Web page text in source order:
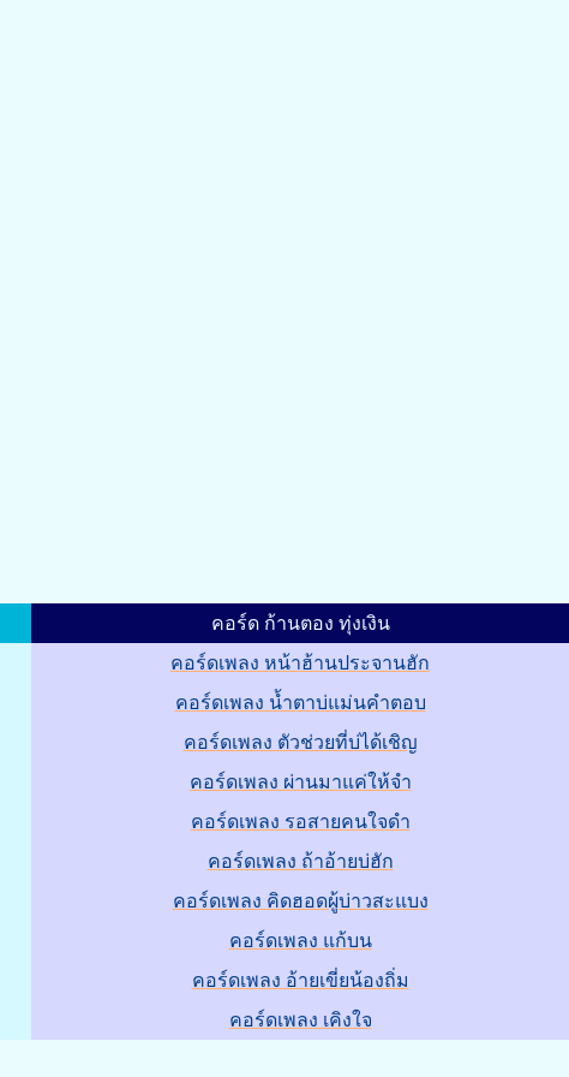
คอร์ด ก้านตอง ทุ่งเงิน
คอร์ดเพลง หน้าฮ้านประจานฮัก
คอร์ดเพลง น้ำตาบ่แม่นคำตอบ
คอร์ดเพลง ตัวช่วยที่บ่ได้เชิญ
คอร์ดเพลง ผ่านมาแค่ให้จำ
คอร์ดเพลง รอสายคนใจดำ
คอร์ดเพลง ถ้าอ้ายบ่ฮัก
คอร์ดเพลง คิดฮอดผู้บ่าวสะแบง
คอร์ดเพลง แก้บน
คอร์ดเพลง อ้ายเขี่ยน้องถิ่ม
คอร์ดเพลง เคิงใจ